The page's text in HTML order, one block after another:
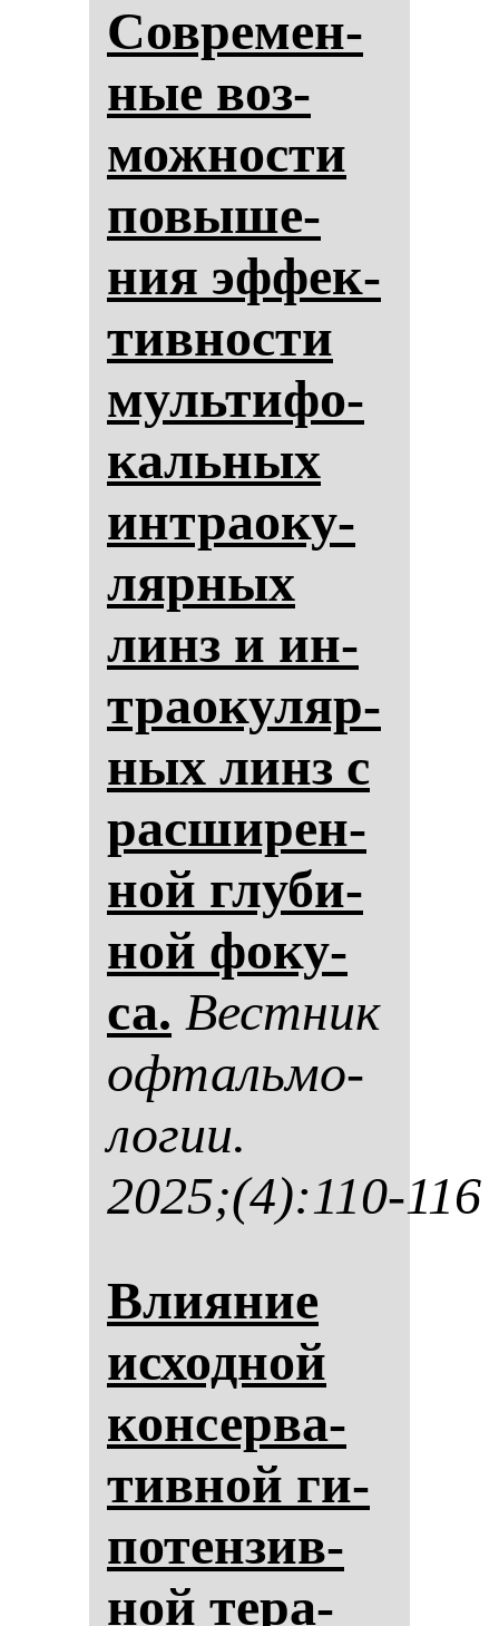
Сов­ре­мен­
ные воз­
мож­нос­ти
по­вы­ше­
ния эф­фек­
тив­нос­ти
муль­ти­фо­
каль­ных
ин­тра­оку­
ляр­ных
линз и ин­
тра­оку­ляр­
ных линз с
рас­ши­рен­
ной глу­би­
ной фо­ку­
са. Вес­тник
оф­таль­мо­
ло­гии.
2025;(4):110-116
Вли­яние
ис­ход­ной
кон­сер­ва­
тив­ной ги­
по­тен­зив­
ной те­ра­